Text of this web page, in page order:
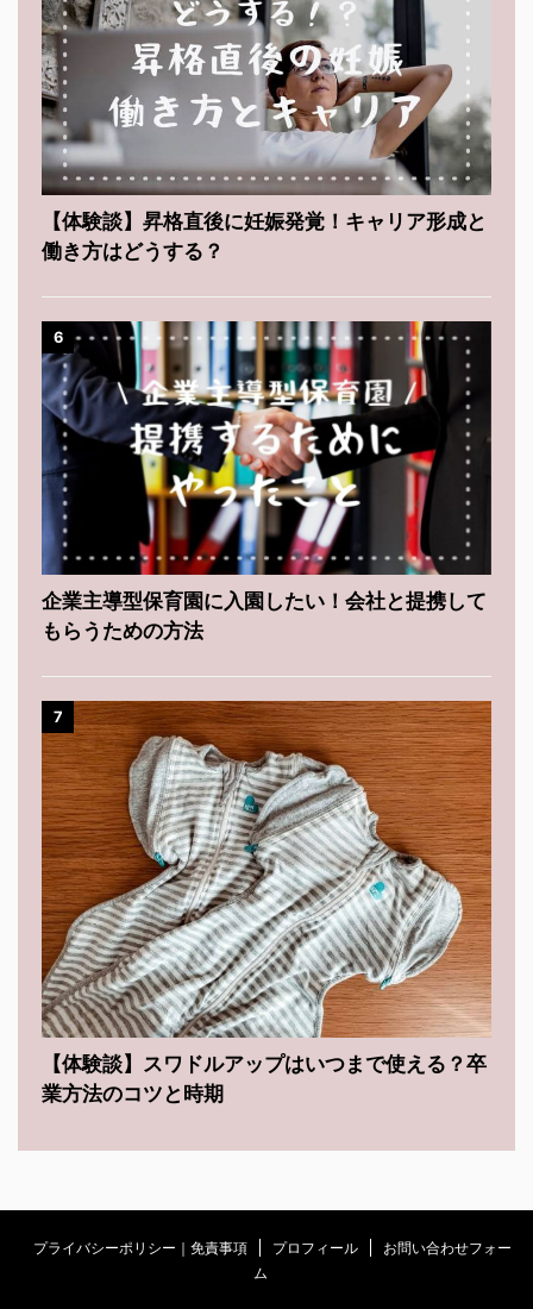
【体験談】昇格直後に妊娠発覚！キャリア形成と
働き方はどうする？
6
企業主導型保育園に入園したい！会社と提携して
もらうための方法
7
【体験談】スワドルアップはいつまで使える？卒
業方法のコツと時期
プライバシーポリシー｜免責事項 プロフィール
お問い合わせフォー
ム